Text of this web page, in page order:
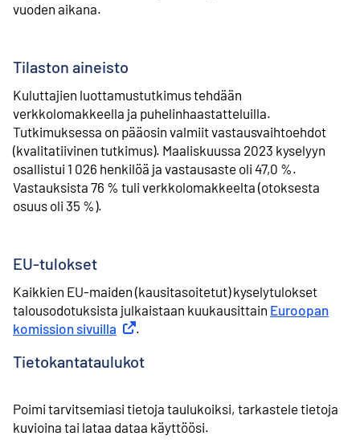
vuoden aikana.
Tilaston aineisto
Kuluttajien luottamustutkimus tehdään
verkkolomakkeella ja puhelinhaastatteluilla.
Tutkimuksessa on pääosin valmiit vastausvaihtoehdot
(kvalitatiivinen tutkimus). Maaliskuussa 2023 kyselyyn
osallistui 1 026 henkilöä ja vastausaste oli 47,0 %.
Vastauksista 76 % tuli verkkolomakkeelta (otoksesta
osuus oli 35 %).
EU-tulokset
Kaikkien EU-maiden (kausitasoitetut) kyselytulokset
talousodotuksista julkaistaan kuukausittain Euroopan
komission sivuilla Ulkoinen linkki
.
Tietokantataulukot
Poimi tarvitsemiasi tietoja taulukoiksi, tarkastele tietoja
kuvioina tai lataa dataa käyttöösi.